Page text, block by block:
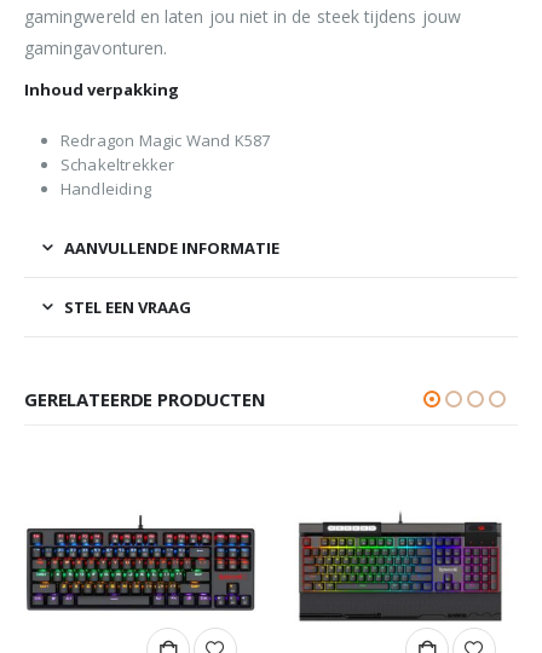
gamingwereld en laten jou niet in de steek tijdens jouw
gamingavonturen.
Inhoud verpakking
Redragon Magic Wand K587
Schakeltrekker
Handleiding
AANVULLENDE INFORMATIE
STEL EEN VRAAG
GERELATEERDE PRODUCTEN